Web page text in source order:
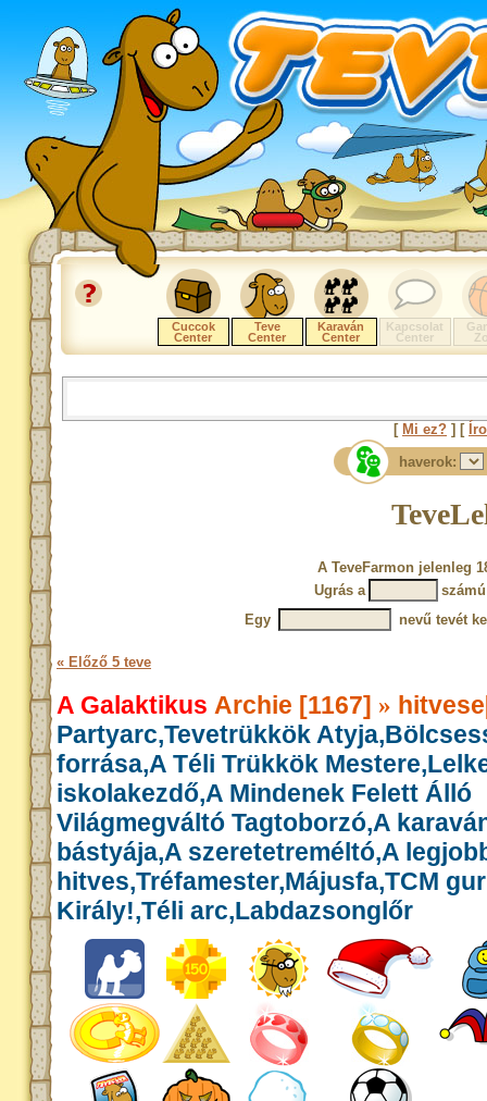
Cuccok
Center
Teve
Center
Karaván
Center
Kapcsolat
Center
[ Mi ez? ] [
haverok:
A TeveFarmon jelenleg
Ugrás a
Egy
nevű tevét
« Előző 5 teve
A Galaktikus Archie [1167] »
Partyarc,Tevetrükkök
forrása,A Téli Trükkök
iskolakezdő,A Mindenek Felett Álló
Világmegváltó Tagtoborzó,A
bástyája,A szeretetreméltó,A
hitves,Tréfamester,Májusfa,TCM
Király!,Téli arc,Labdazsonglőr